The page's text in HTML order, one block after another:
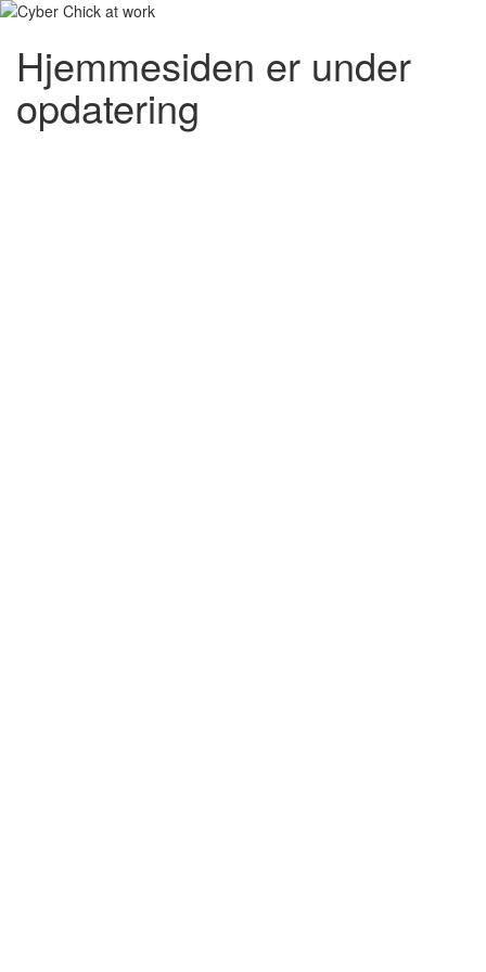
Hjemmesiden er under
opdatering